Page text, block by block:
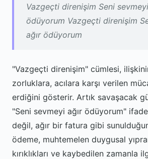
Vazgeçti direnişim Seni
ödüyorum Vazgeçti direnişim
ağır ödüyorum
"Vazgeçti direnişim" cümlesi,
zorluklara, acılara karşı verilen
erdiğini gösterir. Artık savaşacak
"Seni sevmeyi ağır ödüyorum"
değil, ağır bir fatura gibi
ödeme, muhtemelen duygusal
kırıklıkları ve kaybedilen zamanla